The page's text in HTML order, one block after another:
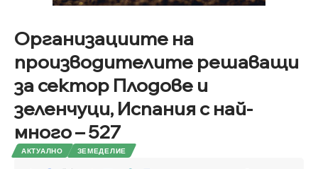
Организациите на
производителите решаващи
за сектор Плодове и
зеленчуци, Испания с най-
много – 527
АКТУАЛНО ЗЕМЕДЕЛИЕ